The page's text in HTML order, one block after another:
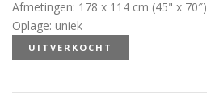
Afmetingen: 178 x 114 cm (45" x 70″)
Oplage: uniek
UITVERKOCHT